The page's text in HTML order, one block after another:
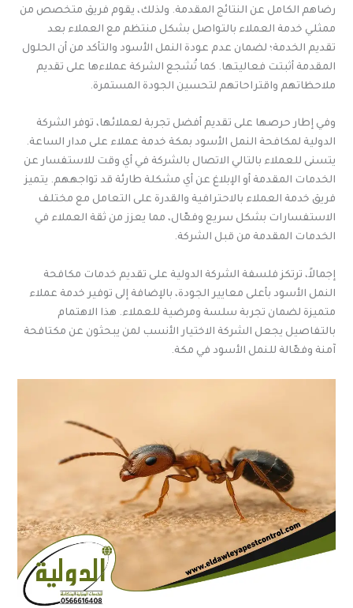
رضاهم الكامل عن النتائج المقدمة. ولذلك، يقوم فريق متخصص من
ممثلي خدمة العملاء بالتواصل بشكل منتظم مع العملاء بعد
تقديم الخدمة؛ لضمان عدم عودة النمل الأسود والتأكد من أن الحلول
المقدمة أثبتت فعاليتها. كما تُشجع الشركة عملاءها على تقديم
ملاحظاتهم واقتراحاتهم لتحسين الجودة المستمرة.
وفي إطار حرصها على تقديم أفضل تجربة لعملائها، توفر الشركة
الدولية لمكافحة النمل الأسود بمكة خدمة عملاء على مدار الساعة.
يتسنى للعملاء بالتالي الاتصال بالشركة في أي وقت للاستفسار عن
الخدمات المقدمة أو الإبلاغ عن أي مشكلة طارئة قد تواجههم. يتميز
فريق خدمة العملاء بالاحترافية والقدرة على التعامل مع مختلف
الاستفسارات بشكل سريع وفعّال، مما يعزز من ثقة العملاء في
الخدمات المقدمة من قبل الشركة.
إجمالاً، ترتكز فلسفة الشركة الدولية على تقديم خدمات مكافحة
النمل الأسود بأعلى معايير الجودة، بالإضافة إلى توفير خدمة عملاء
متميزة لضمان تجربة سلسة ومرضية للعملاء. هذا الاهتمام
بالتفاصيل يجعل الشركة الاختيار الأنسب لمن يبحثون عن مكتافحة
آمنة وفعّالة للنمل الأسود في مكة.